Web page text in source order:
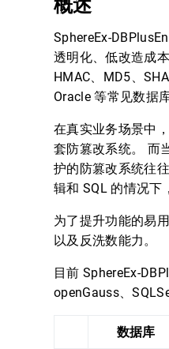
概述
SphereEx-
透明化、低改造成
HMAC、MD5、
Oracle 等常见数据
在真实业务场景中
套防篡改系统。 而
护的防篡改系统往
辑和 SQL 的情况下
为了提升功能的易
以及反洗数能力。
目前 SphereEx-
openGauss、
数据库